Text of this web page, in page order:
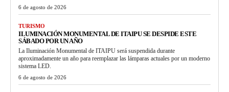
6 de agosto de 2026
TURISMO
ILUMINACIÓN MONUMENTAL DE ITAIPU SE DESPIDE ESTE
SÁBADO POR UN AÑO
La Iluminación Monumental de ITAIPU será suspendida durante
aproximadamente un año para reemplazar las lámparas actuales por un moderno
sistema LED.
6 de agosto de 2026